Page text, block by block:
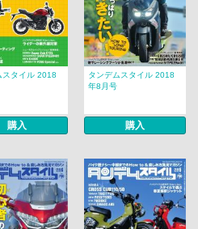
スタイル 2018
購入
タンデムスタイル 2018
年8月号
購入